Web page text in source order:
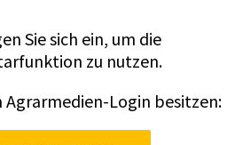
Sie sich ein, um die
zu nutzen.
Agrarmedien-Login besitzen: